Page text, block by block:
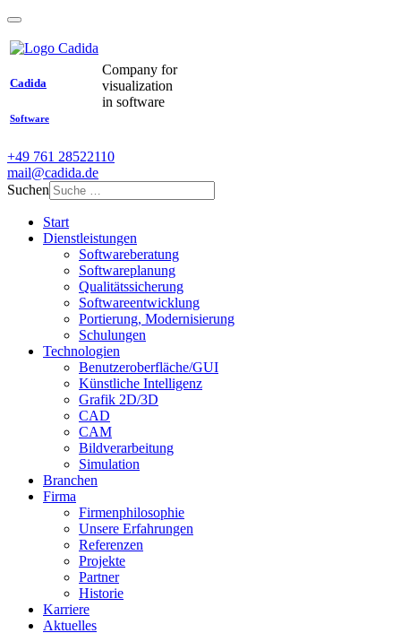
Cadida
Software
Company for
visualization
in software
+49 761 28522110
mail@cadida.de
Suchen
Start
Dienstleistungen
Softwareberatung
Softwareplanung
Qualitätssicherung
Softwareentwicklung
Portierung, Modernisierung
Schulungen
Technologien
Benutzeroberfläche/GUI
Künstliche Intelligenz
Grafik 2D/3D
CAD
CAM
Bildverarbeitung
Simulation
Branchen
Firma
Firmenphilosophie
Unsere Erfahrungen
Referenzen
Projekte
Partner
Historie
Karriere
Aktuelles